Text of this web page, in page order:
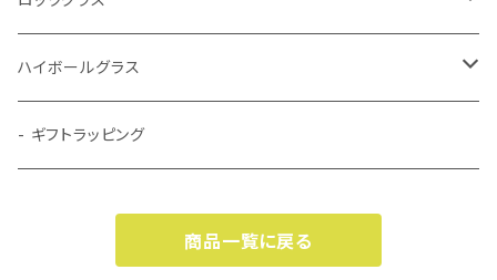
Silhouetteシルエット 赤ワイングラス
Romanceロマンス シャンパングラス
Romanceロマンス 赤ワイングラス
- Petit Heartプチハート Collection
Petit Heartプチハート シャンパングラス
- Auroraオーロラ Collection
Birdsong バードソング Collection
ストライプ
ワイドストライプ
ハイボールグラス
ストライプ
- ギフトラッピング
商品一覧に戻る